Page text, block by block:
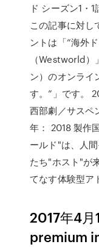
ド シーズン1・
この記事に対し
ントは「“海外
（Westworld）
ン）のオンライ
す。”」です。
西部劇／サスペ
年： 2018 製作
ールド"は、人
たち"ホスト"が
てなす体験型ア
2017年4
premium